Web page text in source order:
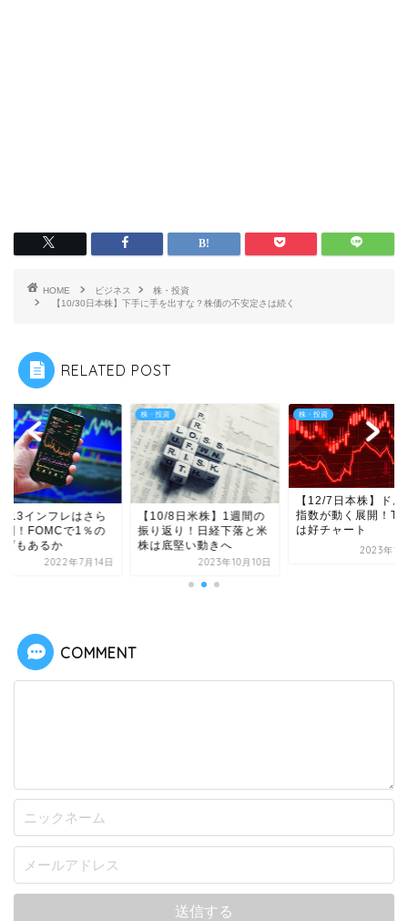
HOME ビジネス
株・投資
【10/30日本株】下手に手を出すな？株価の不安定さは続く
RELATED POST
13インフレはさら
刻！FOMCで1％の
げもあるか
2022年7月14日
株・投資
【10/8日米株】1週間の
振り返り！日経下落と米
株は底堅い動きへ
2023年10月10日
株・投資
【12/7日本株】ドル
指数が動く展開！
は好チャート
2023年12
COMMENT